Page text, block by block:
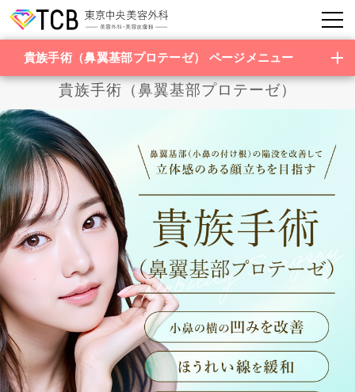
貴族手術（鼻翼基部プロテーゼ） ページメニュー
貴族手術（鼻翼基部プロテーゼ）